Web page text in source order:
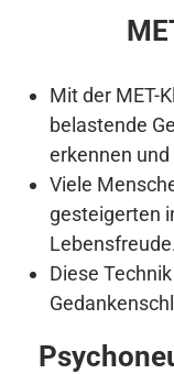
Mit der MET-
belastende
erkennen
Viele
gesteigerten
Diese